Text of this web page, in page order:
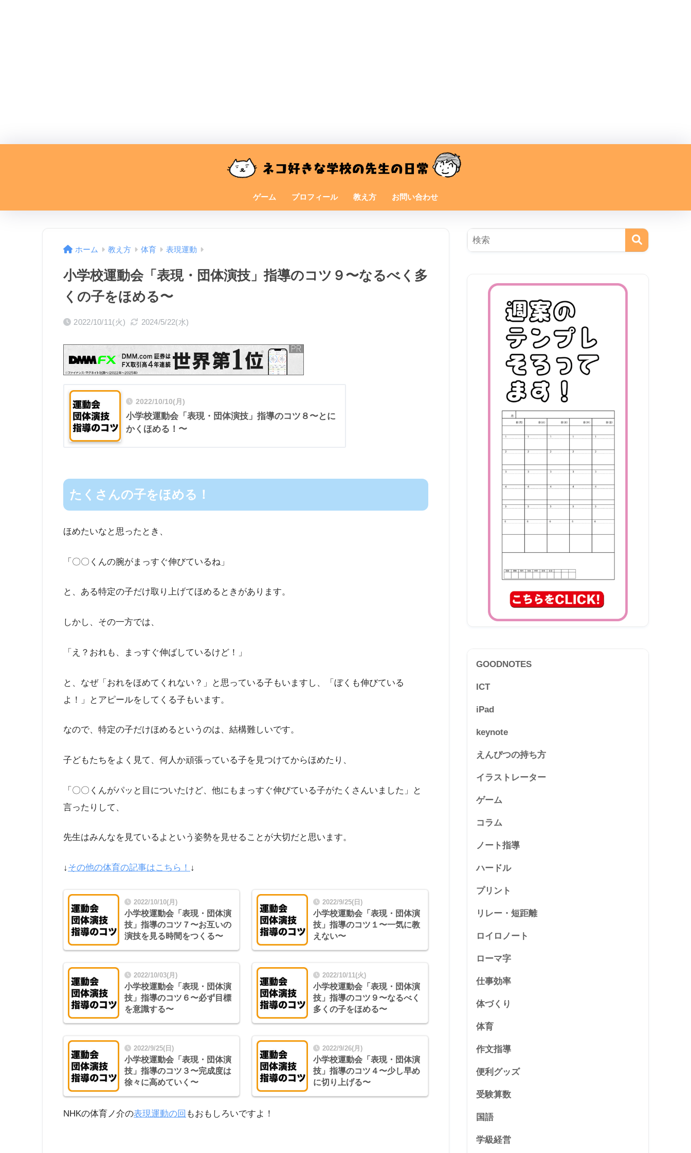
ゲーム プロフィール 教え方 お問い合わせ
ホーム 教え方 体育 表現運動
小学校運動会「表現・団体演技」指導のコツ９〜なるべく多
くの子をほめる〜
2022/10/11(火) 2024/5/22(水)
2022/10/10(月)
小学校運動会「表現・団体演技」指導のコツ８〜とに
かくほめる！〜
たくさんの子をほめる！
ほめたいなと思ったとき、
「〇〇くんの腕がまっすぐ伸びているね」
と、ある特定の子だけ取り上げてほめるときがあります。
しかし、その一方では、
「え？おれも、まっすぐ伸ばしているけど！」
と、なぜ「おれをほめてくれない？」と思っている子もいますし、「ぼくも伸びている
よ！」とアピールをしてくる子もいます。
なので、特定の子だけほめるというのは、結構難しいです。
子どもたちをよく見て、何人か頑張っている子を見つけてからほめたり、
「〇〇くんがパッと目についたけど、他にもまっすぐ伸びている子がたくさんいました」と
言ったりして、
先生はみんなを見ているよという姿勢を見せることが大切だと思います。
↓その他の体育の記事はこちら！ ↓
2022/10/10(月)
小学校運動会「表現・団体演
技」指導のコツ７〜お互いの
演技を見る時間をつくる〜
2022/9/25(日)
小学校運動会「表現・団体演
技」指導のコツ１〜一気に教
えない〜
2022/10/03(月)
小学校運動会「表現・団体演
技」指導のコツ６〜必ず目標
を意識する〜
2022/10/11(火)
小学校運動会「表現・団体演
技」指導のコツ９〜なるべく
多くの子をほめる〜
2022/9/25(日)
小学校運動会「表現・団体演
技」指導のコツ３〜完成度は
徐々に高めていく〜
2022/9/26(月)
小学校運動会「表現・団体演
技」指導のコツ４〜少し早め
に切り上げる〜
NHKの体育ノ介の表現運動の回 もおもしろいですよ！
GOODNOTES
ICT
iPad
keynote
えんぴつの持ち方
イラストレーター
ゲーム
コラム
ノート指導
ハードル
プリント
リレー・短距離
ロイロノート
ローマ字
仕事効率
体づくり
体育
作文指導
便利グッズ
受験算数
国語
学級経営